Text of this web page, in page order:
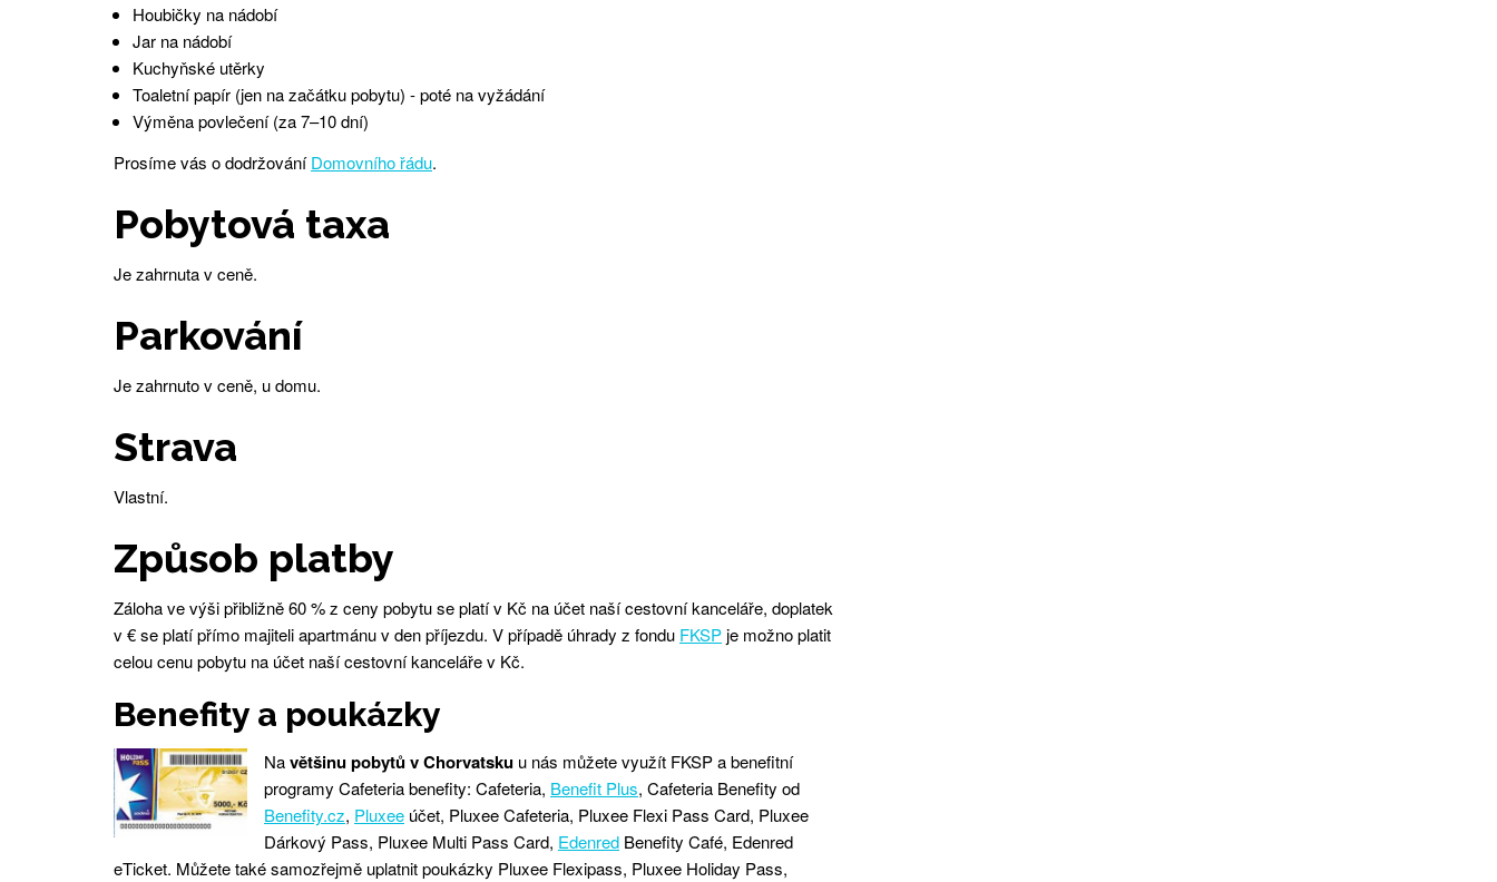
Houbičky na nádobí
Jar na nádobí
Kuchyňské utěrky
Toaletní papír (jen na začátku pobytu) - poté na vyžádání
Výměna povlečení (za 7–10 dní)
Prosíme vás o dodržováníDomovního řádu.
Pobytová taxa
Je zahrnuta v ceně.
Parkování
Je zahrnuto v ceně, u domu.
Strava
Vlastní.
Způsob platby
Záloha ve výši přibližně 60 % z ceny pobytu se platí v Kč na účet naší cestovní kanceláře, doplatek
v € se platí přímo majiteli apartmánu v den příjezdu. V případě úhrady z fondu FKSPje možno platit
celou cenu pobytu na účet naší cestovní kanceláře v Kč.
Benefity a poukázky
Navětšinu pobytů v Chorvatsku u nás můžete využít FKSP a benefitní
programy Cafeteria benefity: Cafeteria, Benefit Plus, Cafeteria Benefity od
Benefity.cz, Pluxee účet, Pluxee Cafeteria, Pluxee Flexi Pass Card, Pluxee
Dárkový Pass, Pluxee Multi Pass Card, Edenred Benefity Café, Edenred
eTicket. Můžete také samozřejmě uplatnit poukázky Pluxee Flexipass, Pluxee Holiday Pass,